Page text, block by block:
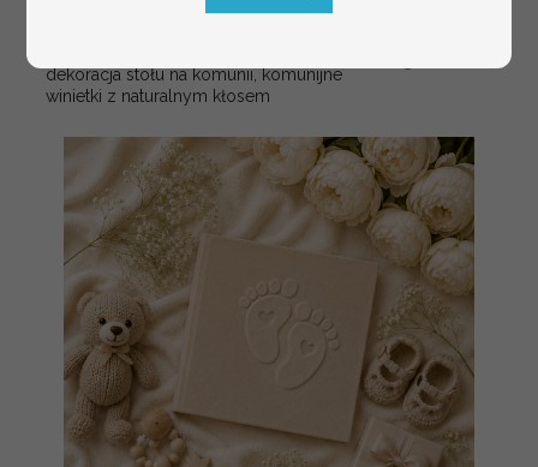
dekoracja stołu na komunii, komunijne
winietki z naturalnym kłosem